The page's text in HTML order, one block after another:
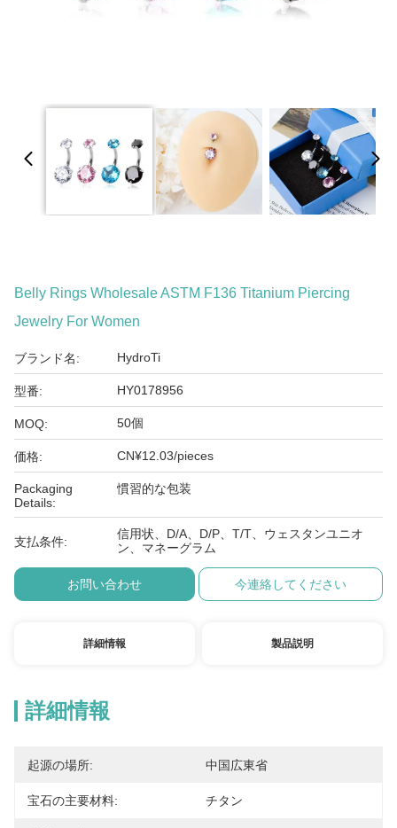
Belly Rings Wholesale ASTM F136 Titanium Piercing
Jewelry For Women
ブランド名: HydroTi
型番: HY0178956
MOQ: 50個
価格: CN¥12.03/pieces
Packaging
Details:
慣習的な包装
支払条件:
信用状、D/A、D/P、T/T、ウェスタンユニオ
ン、マネーグラム
お問い合わせ 今連絡してください
詳細情報 製品説明
詳細情報
起源の場所: 中国広東省
宝石の主要材料: チタン